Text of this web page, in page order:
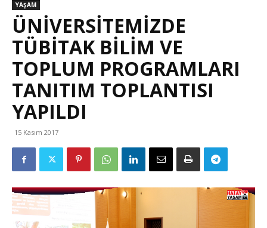
YAŞAM
ÜNIVERSITEMIZDE
TÜBİTAK BILIM VE
TOPLUM PROGRAMLARI
TANITIM TOPLANTISI
YAPILDI
15 Kasım 2017